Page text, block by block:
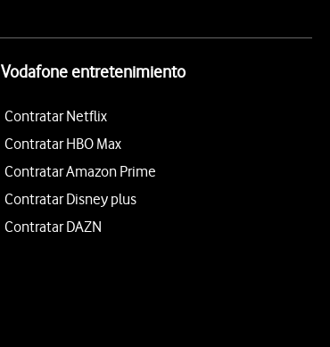
Vodafone entretenimiento
Contratar Netflix
Contratar HBO Max
Contratar Amazon Prime
Contratar Disney plus
Contratar DAZN